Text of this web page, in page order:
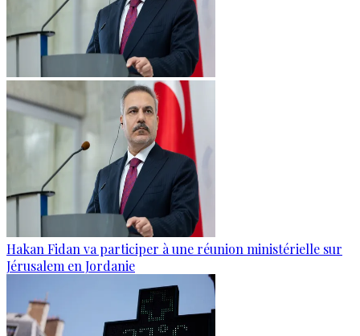
Hakan Fidan va participer à une réunion ministérielle sur
Jérusalem en Jordanie